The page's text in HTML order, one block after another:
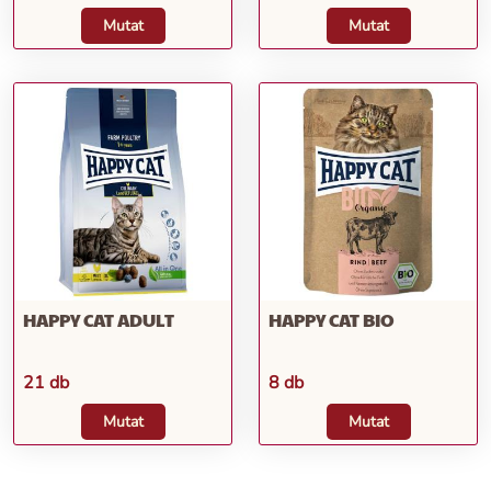
Mutat Mutat
HAPPY CAT ADULT
21 db
Mutat
HAPPY CAT BIO
8 db
Mutat